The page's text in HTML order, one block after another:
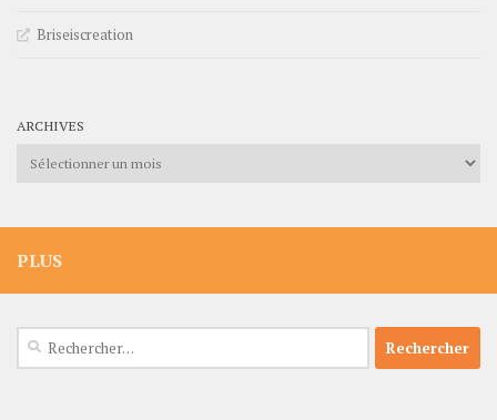
Briseiscreation
ARCHIVES
Archives
PLUS
Rechercher :